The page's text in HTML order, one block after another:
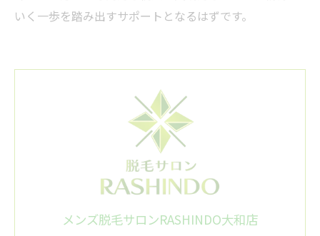
いく一歩を踏み出すサポートとなるはずです。
メンズ脱毛サロンRASHINDO大和店